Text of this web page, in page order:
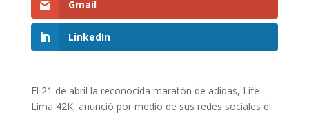
Gmail
LinkedIn
El 21 de abril la reconocida maratón de adidas, Life
Lima 42K, anunció por medio de sus redes sociales el